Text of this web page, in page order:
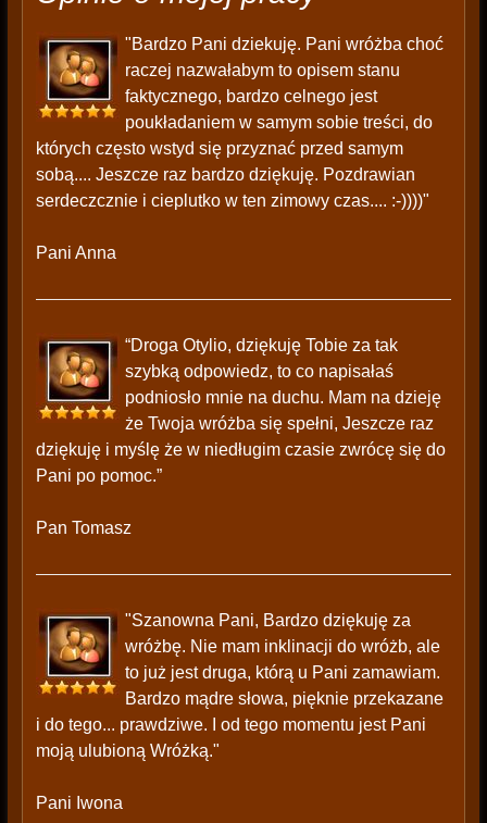
"Bardzo Pani dziekuję. Pani wróżba choć
raczej nazwałabym to opisem stanu
faktycznego, bardzo celnego jest
poukładaniem w samym sobie treści, do
których często wstyd się przyznać przed samym
sobą.... Jeszcze raz bardzo dziękuję. Pozdrawian
serdeczcznie i cieplutko w ten zimowy czas.... :-))))"
Pani Anna
“Droga Otylio, dziękuję Tobie za tak
szybką odpowiedz, to co napisałaś
podniosło mnie na duchu. Mam na dzieję
że Twoja wróżba się spełni, Jeszcze raz
dziękuję i myślę że w niedługim czasie zwrócę się do
Pani po pomoc.”
Pan Tomasz
"Szanowna Pani, Bardzo dziękuję za
wróżbę. Nie mam inklinacji do wróżb, ale
to już jest druga, którą u Pani zamawiam.
Bardzo mądre słowa, pięknie przekazane
i do tego... prawdziwe. I od tego momentu jest Pani
moją ulubioną Wróżką."
Pani Iwona